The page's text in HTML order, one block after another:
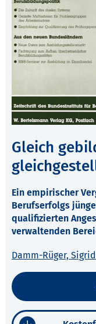
Gleich
Ein empirischer
Berufserfolgs
qualifizierten
verwaltenden
Damm-Rüger, Sigrid